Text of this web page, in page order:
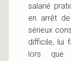
salarié
en arrêt
sérieux
difficile, lui
lors que